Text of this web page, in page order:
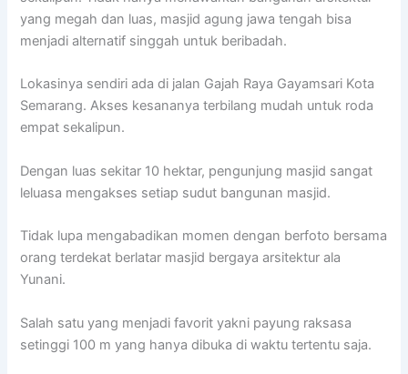
yang megah dan luas, masjid agung jawa tengah bisa
menjadi alternatif singgah untuk beribadah.
Lokasinya sendiri ada di jalan Gajah Raya Gayamsari Kota
Semarang. Akses kesananya terbilang mudah untuk roda
empat sekalipun.
Dengan luas sekitar 10 hektar, pengunjung masjid sangat
leluasa mengakses setiap sudut bangunan masjid.
Tidak lupa mengabadikan momen dengan berfoto bersama
orang terdekat berlatar masjid bergaya arsitektur ala
Yunani.
Salah satu yang menjadi favorit yakni payung raksasa
setinggi 100 m yang hanya dibuka di waktu tertentu saja.